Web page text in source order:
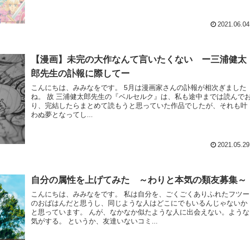
2021.06.04
【漫画】未完の大作なんて言いたくない ー三浦健太
郎先生の訃報に際してー
こんにちは、みみなをです。 5月は漫画家さんの訃報が相次ぎました
ね。 故 三浦健太郎先生の『ベルセルク』は、私も途中までは読んでお
り、完結したらまとめて読もうと思っていた作品でしたが、それも叶
わぬ夢となってし...
2021.05.29
自分の属性を上げてみた ～わりと本気の類友募集～
こんにちは、みみなをです。 私は自分を、ごくごくありふれたフツー
のおばはんだと思うし、同じような人はどこにでもいるんじゃないか
と思っています。 んが、なかなか似たような人に出会えない。ような
気がする。 というか、友達いないコミ...